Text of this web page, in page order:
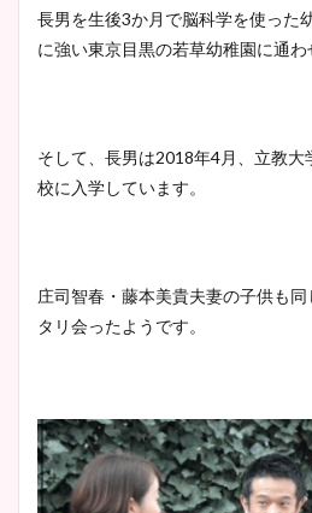
長男を生後3か月で脳科学を使った
に強い東京目黒の若草幼稚園に通わ
そして、長男は2018年4月、立教
校に入学しています。
庄司智春・藤本美貴夫妻の子供も
タリ会ったようです。